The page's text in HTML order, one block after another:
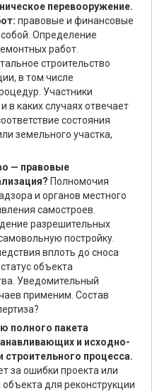
перевооружение.
правовые и финансовые
Определение
работ.
строительство
в том числе
Участники
в каких случаях отвечает
состояния
земельного участка,
— правовые
Полномочия
и органов местного
самостроев.
разрешительных
постройку.
вплоть до сноса
объекта
Уведомительный
применим. Состав
полного пакета
и исходно-
строительного процесса.
за ошибки проекта или
объекта для реконструкции